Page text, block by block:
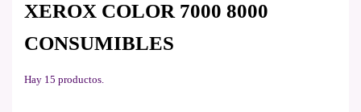
XEROX COLOR 7000 8000
CONSUMIBLES
Hay 15 productos.